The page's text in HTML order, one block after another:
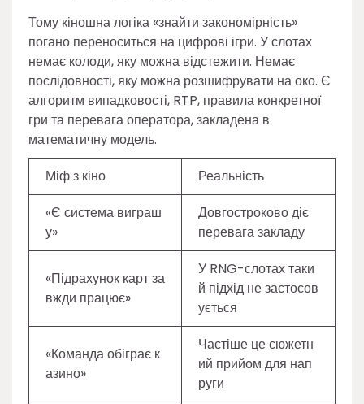
Тому кіношна логіка «знайти закономірність»
погано переноситься на цифрові ігри. У слотах
немає колоди, яку можна відстежити. Немає
послідовності, яку можна розшифрувати на око. Є
алгоритм випадковості, RTP, правила конкретної
гри та перевага оператора, закладена в
математичну модель.
Міф з кіно
Реальність
«Є система виграш
у»
Довгостроково діє
перевага закладу
«Підрахунок карт за
вжди працює»
У RNG-слотах таки
й підхід не застосов
ується
«Команда обіграє к
азино»
Частіше це сюжетн
ий прийом для нап
руги